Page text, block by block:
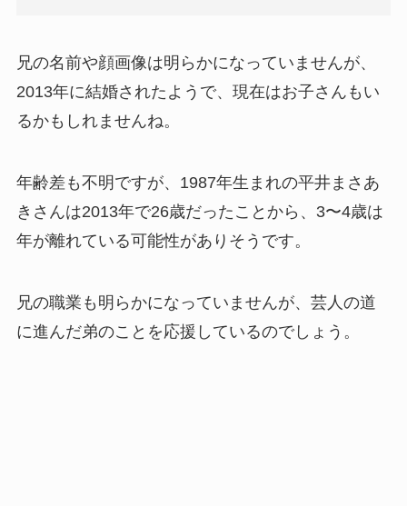
兄の名前や顔画像は明らかになっていませんが、
2013年に結婚されたようで、現在はお子さんもい
るかもしれませんね。
年齢差も不明ですが、1987年生まれの平井まさあ
きさんは2013年で26歳だったことから、3〜4歳は
年が離れている可能性がありそうです。
兄の職業も明らかになっていませんが、芸人の道
に進んだ弟のことを応援しているのでしょう。